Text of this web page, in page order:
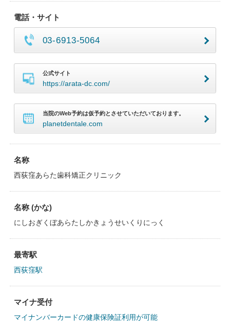
電話・サイト
03-6913-5064
公式サイト
https://arata-dc.com/
当院のWeb予約は仮予約とさせていただいております。
planetdentale.com
名称
西荻窪あらた歯科矯正クリニック
名称 (かな)
にしおぎくぼあらたしかきょうせいくりにっく
最寄駅
西荻窪駅
マイナ受付
マイナンバーカードの健康保険証利用が可能